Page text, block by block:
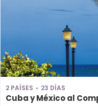
2 PAÍSES 23 DÍAS
Cuba y México al